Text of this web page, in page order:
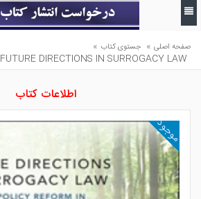
صفحه اصلی » جستوی کتاب »
FUTURE DIRECTIONS IN SURROGACY LAW
اطلاعات کتاب
موجود